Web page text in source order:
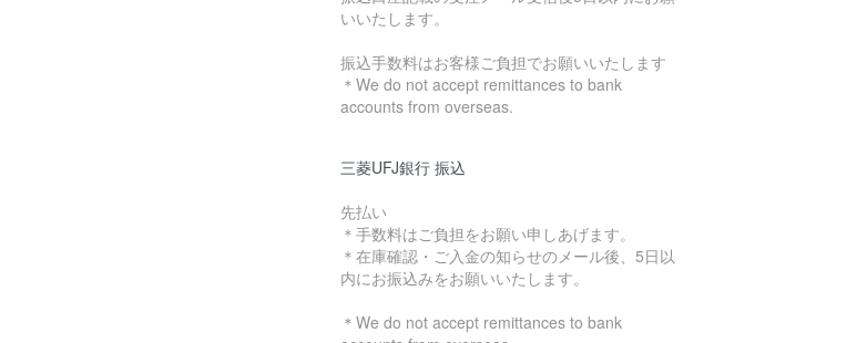
いいたします。
振込手数料はお客様ご負担でお願いいたします
＊We do not accept remittances to bank
accounts from overseas.
三菱UFJ銀行 振込
先払い
＊手数料はご負担をお願い申しあげます。
＊在庫確認・ご入金の知らせのメール後、5日以
内にお振込みをお願いいたします。
＊We do not accept remittances to bank